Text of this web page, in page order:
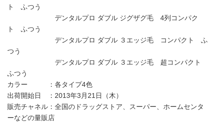
ト ふつう
デンタルプロ ダブル ジグザグ毛 4列コンパク
ト ふつう
デンタルプロ ダブル ３エッジ毛 コンパクト ふ
つう
デンタルプロ ダブル ３エッジ毛 超コンパクト
ふつう
カラー ：各タイプ4色
出荷開始日 ：2013年3月21日（木）
販売チャネル：全国のドラッグストア、スーパー、ホームセンタ
ーなどの量販店